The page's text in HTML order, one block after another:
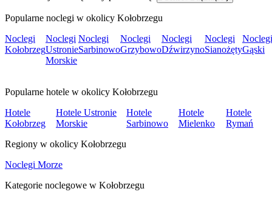
Popularne noclegi w okolicy Kołobrzegu
Noclegi
Kołobrzeg
Noclegi
Ustronie
Morskie
Noclegi
Sarbinowo
Noclegi
Grzybowo
Noclegi
Dźwirzyno
Noclegi
Sianożęty
Noclegi
Gąski
Popularne hotele w okolicy Kołobrzegu
Hotele
Kołobrzeg
Hotele Ustronie
Morskie
Hotele
Sarbinowo
Hotele
Mielenko
Hotele
Rymań
Regiony w okolicy Kołobrzegu
Noclegi Morze
Kategorie noclegowe w Kołobrzegu